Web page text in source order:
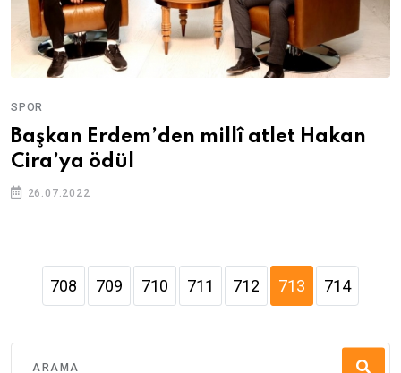
SPOR
Başkan Erdem’den millî atlet Hakan
Cira’ya ödül
26.07.2022
708 709 710 711 712 713 714